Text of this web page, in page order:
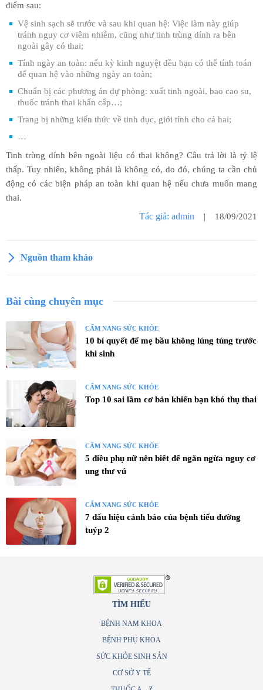
điểm sau:
Vệ sinh sạch sẽ trước và sau khi quan hệ: Việc làm này giúp
tránh nguy cơ viêm nhiễm, cũng như tinh trùng dính ra bên
ngoài gây có thai;
Tính ngày an toàn: nếu kỳ kinh nguyệt đều bạn có thể tính toán
để quan hệ vào những ngày an toàn;
Chuẩn bị các phương án dự phòng: xuất tinh ngoài, bao cao su,
thuốc tránh thai khẩn cấp…;
Trang bị những kiến thức về tinh dục, giới tính cho cả hai;
…
Tinh trùng dính bên ngoài liệu có thai không? Câu trả lời là tỷ lệ
thấp. Tuy nhiên, không phải là không có, do đó, chúng ta cần chủ
động có các biện pháp an toàn khi quan hệ nếu chưa muốn mang
thai.
Tác giả: admin | 18/09/2021
Nguồn tham khảo
Bài cùng chuyên mục
CẨM NANG SỨC KHỎE
10 bí quyết để mẹ bầu không lúng túng trước
khi sinh
CẨM NANG SỨC KHỎE
Top 10 sai lầm cơ bản khiến bạn khó thụ thai
CẨM NANG SỨC KHỎE
5 điều phụ nữ nên biết để ngăn ngừa nguy cơ
ung thư vú
CẨM NANG SỨC KHỎE
7 dấu hiệu cảnh báo của bệnh tiểu đường
tuýp 2
TÌM HIỂU
BỆNH NAM KHOA
BỆNH PHỤ KHOA
SỨC KHỎE SINH SẢN
CƠ SỞ Y TẾ